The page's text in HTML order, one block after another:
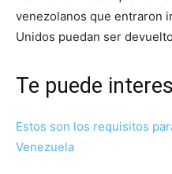
venezolanos que entraron
Unidos puedan ser
Te puede
Estos son los requisitos
Venezuela